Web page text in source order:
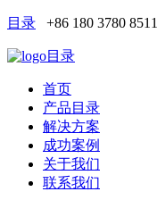
目录 +86 180 3780 8511
目录
首页
产品目录
解决方案
成功案例
关于我们
联系我们